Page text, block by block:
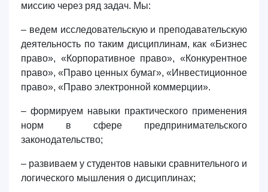
миссию через ряд задач. Мы:
– ведем исследовательскую и преподавательскую
деятельность по таким дисциплинам, как «Бизнес
право», «Корпоративное право», «Конкурентное
право», «Право ценных бумаг», «Инвестиционное
право», «Право электронной коммерции».
– формируем навыки практического применения
норм в сфере предпринимательского
законодательство;
– развиваем у студентов навыки сравнительного и
логического мышления о дисциплинах;